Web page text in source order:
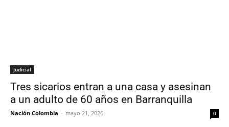
Judicial
Tres sicarios entran a una casa y asesinan
a un adulto de 60 años en Barranquilla
Nación Colombia - mayo 21, 2026 0